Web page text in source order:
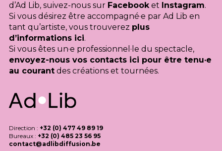
d’Ad Lib, suivez-nous sur Facebooket Instagram.
Si vous désirez être accompagné·e par Ad Lib en
tant qu’artiste, vous trouverez plus
d’informations ici.
Si vous êtes un·e professionnel·le du spectacle,
envoyez-nous vos contacts ici pour être tenu·e
au courantdes créations et tournées.
Direction : +32 (0) 477 49 89 19
Bureaux : +32 (0) 485 23 56 95
contact@adlibdiffusion.be